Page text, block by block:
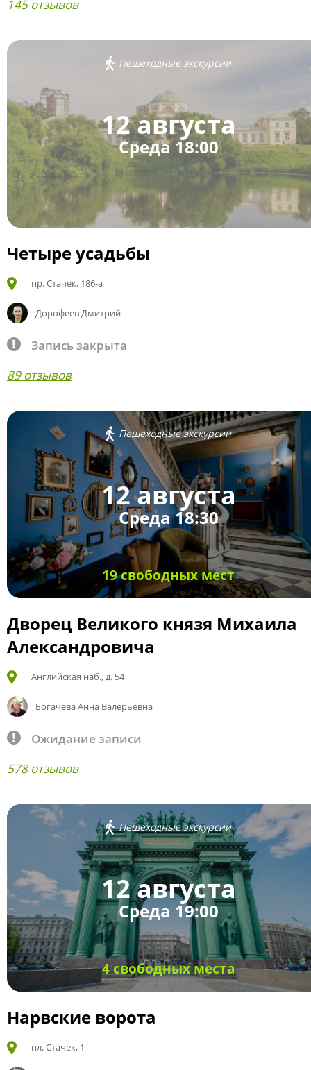
145 отзывов
Пешеходные экскурсии
12 августа
Среда 18:00
Четыре усадьбы
пр. Стачек, 186-а
Дорофеев Дмитрий
Запись закрыта
89 отзывов
Пешеходные экскурсии
12 августа
Среда 18:30
19 свободных мест
Дворец Великого князя Михаила
Александровича
Английская наб., д. 54
Богачева Анна Валерьевна
Ожидание записи
578 отзывов
Пешеходные экскурсии
12 августа
Среда 19:00
4 свободных места
Нарвские ворота
пл. Стачек, 1